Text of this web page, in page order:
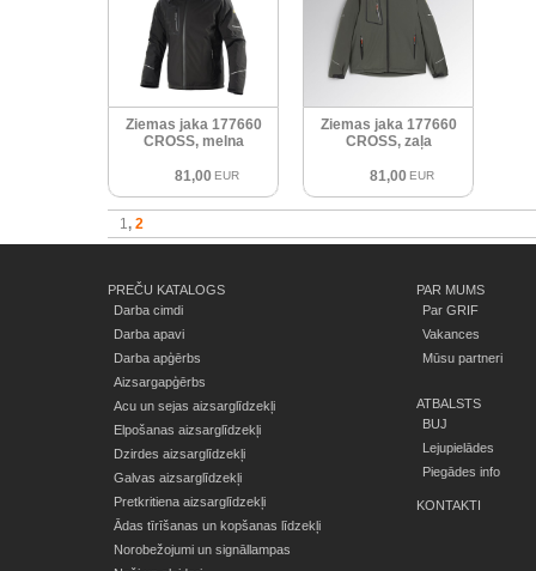
Ziemas jaka 177660
CROSS, melna
81,00 EUR
Ziemas jaka 177660
CROSS, zaļa
81,00 EUR
1 2
PREČU KATALOGS
Darba cimdi
Darba apavi
Darba apģērbs
Aizsargapģērbs
Acu un sejas aizsarglīdzekļi
Elpošanas aizsarglīdzekļi
Dzirdes aizsarglīdzekļi
Galvas aizsarglīdzekļi
Pretkritiena aizsarglīdzekļi
Ādas tīrīšanas un kopšanas līdzekļi
Norobežojumi un signāllampas
PAR MUMS
Par GRIF
Vakances
Mūsu partneri
ATBALSTS
BUJ
Lejupielādes
Piegādes info
KONTAKTI